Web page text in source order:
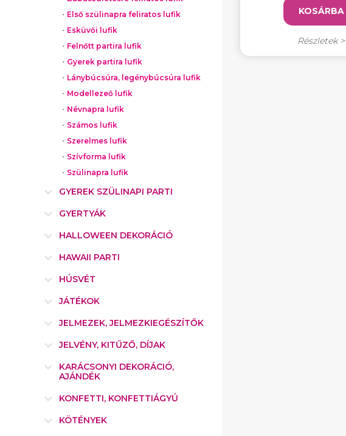
Első szülinapra feliratos lufik
Esküvői lufik
Felnőtt partira lufik
Gyerek partira lufik
Lánybúcsúra, legénybúcsúra lufik
Modellezeő lufik
Névnapra lufik
Számos lufik
Szerelmes lufik
Szívforma lufik
Szülinapra lufik
GYEREK SZÜLINAPI PARTI
GYERTYÁK
HALLOWEEN DEKORÁCIÓ
HAWAII PARTI
HÚSVÉT
JÁTÉKOK
JELMEZEK, JELMEZKIEGÉSZÍTŐK
JELVÉNY, KITŰZŐ, DÍJAK
KARÁCSONYI DEKORÁCIÓ,
AJÁNDÉK
KONFETTI, KONFETTIÁGYÚ
KÖTÉNYEK
KOSÁRBA
Részletek >